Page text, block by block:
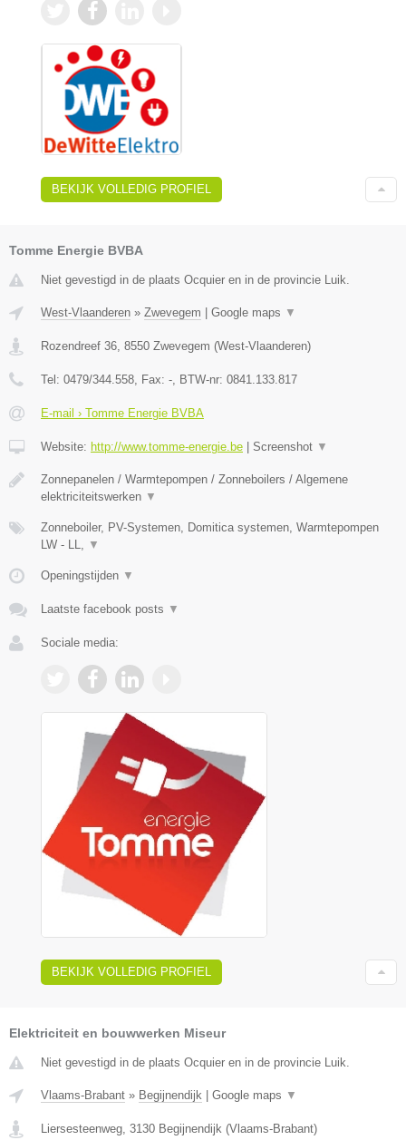
BEKIJK VOLLEDIG PROFIEL
Tomme Energie BVBA
Niet gevestigd in de plaats Ocquier en in de provincie Luik.
West-Vlaanderen » Zwevegem Google maps ▼
Rozendreef 36 8550 Zwevegem (West-Vlaanderen)
Tel: 0479/344.558 , Fax: - , BTW-nr: 0841.133.817
E-mail › Tomme Energie BVBA
Website: http://www.tomme-energie.be Screenshot ▼
Zonnepanelen / Warmtepompen / Zonneboilers / Algemene
elektriciteitswerken ▼
Zonneboiler, PV-Systemen, Domitica systemen, Warmtepompen
LW - LL,
▼
Openingstijden ▼
Laatste facebook posts ▼
Sociale media:
BEKIJK VOLLEDIG PROFIEL
Elektriciteit en bouwwerken Miseur
Niet gevestigd in de plaats Ocquier en in de provincie Luik.
Vlaams-Brabant » Begijnendijk Google maps ▼
Liersesteenweg 3130 Begijnendijk (Vlaams-Brabant)